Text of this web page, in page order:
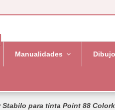
Manualidades
Stabilo para tinta Point 88